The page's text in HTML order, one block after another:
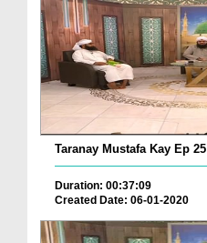
Taranay Mustafa Kay Ep 25
Duration: 00:37:09
Created Date: 06-01-2020